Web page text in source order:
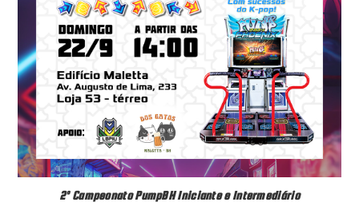
2º Campeonato PumpBH Iniciante e Intermediário